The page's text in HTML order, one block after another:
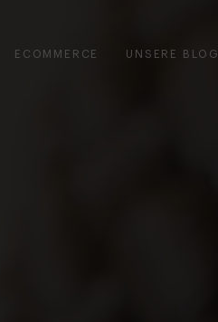
ECOMMERCE UNSERE